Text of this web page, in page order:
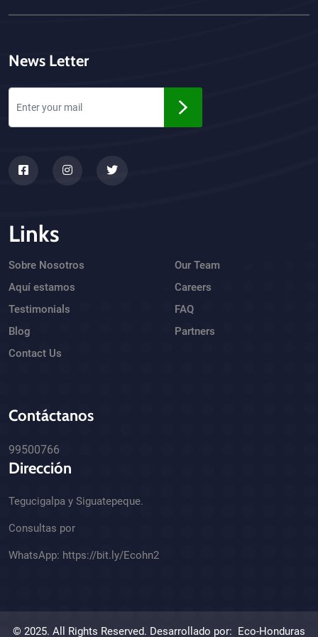
News Letter
Links
Sobre Nosotros
Aquí estamos
Testimonials
Blog
Contact Us
Our Team
Careers
FAQ
Partners
Contáctanos
99500766
Dirección
Tegucigalpa y Siguatepeque.
Consultas por
WhatsApp: https://bit.ly/Ecohn2
© 2025. All Rights Reserved. Desarrollado por: Eco-Honduras